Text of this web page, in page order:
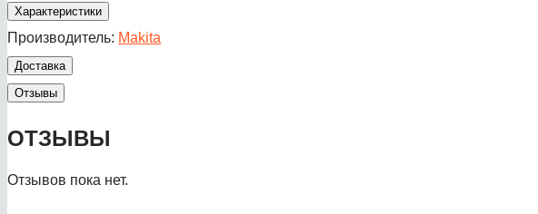
Характеристики
Производитель: Makita
Доставка
Отзывы
ОТЗЫВЫ
Отзывов пока нет.